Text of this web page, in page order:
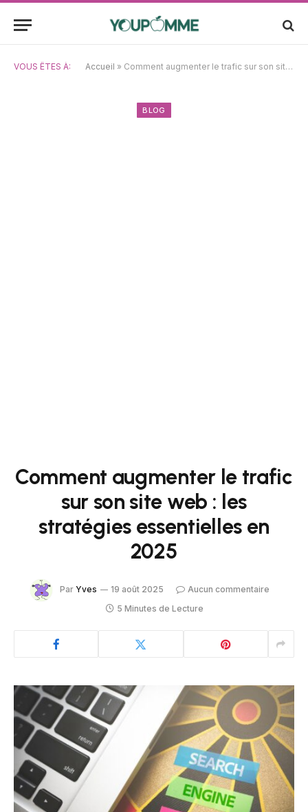
VOUS ÊTES À: Accueil » Comment augmenter le trafic sur son site web : les stratégies essentielles en 2025
BLOG
Comment augmenter le trafic
sur son site web : les
stratégies essentielles en
2025
Par Yves 19 août 2025
Aucun commentaire
5 Minutes de Lecture